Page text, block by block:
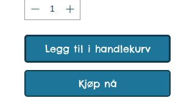
Legg til i handlekurv
Kjøp nå